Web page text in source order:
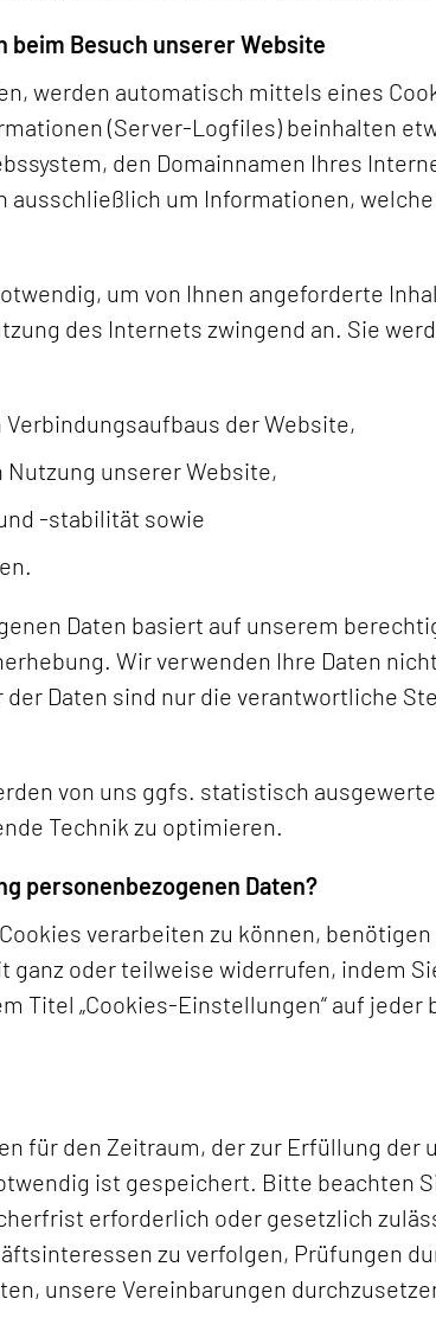
Besuch unserer Website
werden automatisch mittels eines
(Server-Logfiles) beinhalten
den Domainnamen Ihres
ausschließlich um Informationen,
um von Ihnen angeforderte
des Internets zwingend an. Sie
der Website,
unserer Website,
-stabilität sowie
Daten basiert auf unserem
Wir verwenden Ihre Daten
Daten sind nur die verantwortliche
von uns ggfs. statistisch
Technik zu optimieren.
personenbezogenen Daten?
verarbeiten zu können,
oder teilweise widerrufen, indem
Titel „Cookies-Einstellungen“ auf jeder
für den Zeitraum, der zur Erfüllung der
ist gespeichert. Bitte beachten
erforderlich oder gesetzlich
zu verfolgen, Prüfungen
unsere Vereinbarungen